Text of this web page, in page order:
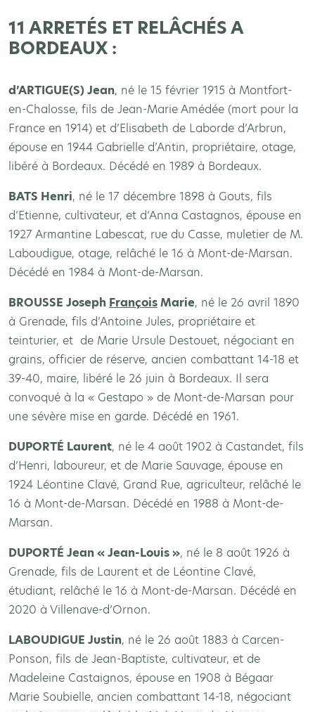
11 ARRETÉS ET RELÂCHÉS A
BORDEAUX :
d’ARTIGUE(S) Jean, né le 15 février 1915 à Montfort-
en-Chalosse, fils de Jean-Marie Amédée (mort pour la
France en 1914) et d’Elisabeth de Laborde d’Arbrun,
épouse en 1944 Gabrielle d’Antin, propriétaire, otage,
libéré à Bordeaux. Décédé en 1989 à Bordeaux.
BATS Henri, né le 17 décembre 1898 à Gouts, fils
d’Etienne, cultivateur, et d’Anna Castagnos, épouse en
1927 Armantine Labescat, rue du Casse, muletier de M.
Laboudigue, otage, relâché le 16 à Mont-de-Marsan.
Décédé en 1984 à Mont-de-Marsan.
BROUSSE Joseph FrançoisMarie, né le 26 avril 1890
à Grenade, fils d’Antoine Jules, propriétaire et
teinturier, et de Marie Ursule Destouet, négociant en
grains, officier de réserve, ancien combattant 14-18 et
39-40, maire, libéré le 26 juin à Bordeaux. Il sera
convoqué à la « Gestapo » de Mont-de-Marsan pour
une sévère mise en garde. Décédé en 1961.
DUPORTÉ Laurent, né le 4 août 1902 à Castandet, fils
d’Henri, laboureur, et de Marie Sauvage, épouse en
1924 Léontine Clavé, Grand Rue, agriculteur, relâché le
16 à Mont-de-Marsan. Décédé en 1988 à Mont-de-
Marsan.
DUPORTÉ Jean « Jean-Louis », né le 8 août 1926 à
Grenade, fils de Laurent et de Léontine Clavé,
étudiant, relâché le 16 à Mont-de-Marsan. Décédé en
2020 à Villenave-d’Ornon.
LABOUDIGUE Justin, né le 26 août 1883 à Carcen-
Ponson, fils de Jean-Baptiste, cultivateur, et de
Madeleine Castaignos, épouse en 1908 à Bégaar
Marie Soubielle, ancien combattant 14-18, négociant